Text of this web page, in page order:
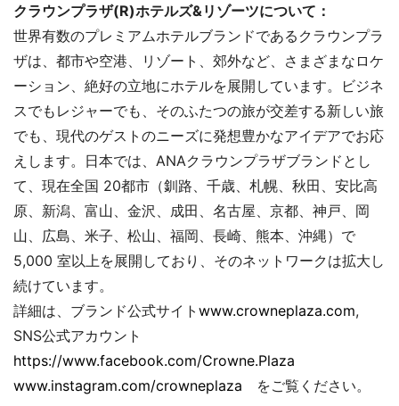
クラウンプラザ(R)ホテルズ&リゾーツについて：
世界有数のプレミアムホテルブランドであるクラウンプラ
ザは、都市や空港、リゾート、郊外など、さまざまなロケ
ーション、絶好の立地にホテルを展開しています。ビジネ
スでもレジャーでも、そのふたつの旅が交差する新しい旅
でも、現代のゲストのニーズに発想豊かなアイデアでお応
えします。日本では、ANAクラウンプラザブランドとし
て、現在全国 20都市（釧路、千歳、札幌、秋田、安比高
原、新潟、富山、金沢、成田、名古屋、京都、神戸、岡
山、広島、米子、松山、福岡、長崎、熊本、沖縄）で
5,000 室以上を展開しており、そのネットワークは拡大し
続けています。
詳細は、ブランド公式サイト www.crowneplaza.com,
SNS公式アカウント
https://www.facebook.com/Crowne.Plaza
www.instagram.com/crowneplaza をご覧ください。